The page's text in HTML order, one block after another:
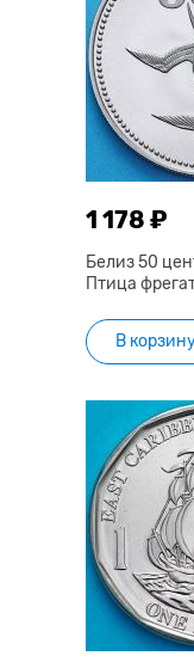
1 178 ₽
Белиз 50
Птица
В